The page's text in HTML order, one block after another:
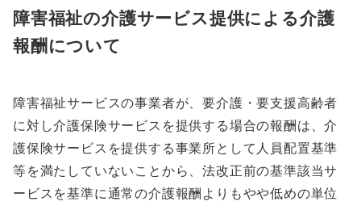
障害福祉の介護サービス提供による介護
報酬について
障害福祉サービスの事業者が、要介護・要支援高齢者
に対し介護保険サービスを提供する場合の報酬は、介
護保険サービスを提供する事業所として人員配置基準
等を満たしていないことから、法改正前の基準該当サ
ービスを基準に通常の介護報酬よりもやや低めの単位